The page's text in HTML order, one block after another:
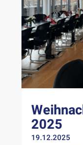
2025
19.12.2025